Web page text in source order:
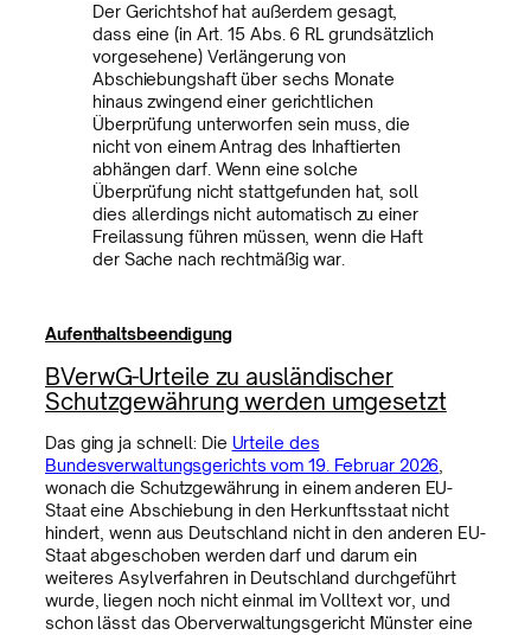
Der Gerichtshof hat außerdem gesagt,
dass eine (in Art. 15 Abs. 6 RL grundsätzlich
vorgesehene) Verlängerung von
Abschiebungshaft über sechs Monate
hinaus zwingend einer gerichtlichen
Überprüfung unterworfen sein muss, die
nicht von einem Antrag des Inhaftierten
abhängen darf. Wenn eine solche
Überprüfung nicht stattgefunden hat, soll
dies allerdings nicht automatisch zu einer
Freilassung führen müssen, wenn die Haft
der Sache nach rechtmäßig war.
Aufenthaltsbeendigung
BVerwG-Urteile zu ausländischer
Schutzgewährung werden umgesetzt
Das ging ja schnell: Die Urteile des
Bundesverwaltungsgerichts vom 19. Februar 2026
wonach die Schutzgewährung in einem anderen EU-
Staat eine Abschiebung in den Herkunftsstaat nicht
hindert, wenn aus Deutschland nicht in den anderen EU-
Staat abgeschoben werden darf und darum ein
weiteres Asylverfahren in Deutschland durchgeführt
wurde, liegen noch nicht einmal im Volltext vor, und
schon lässt das Oberverwaltungsgericht Münster eine